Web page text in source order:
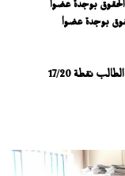
الحقوق بوجدة عضوا
بوجدة عضوا
نقطة 17/20